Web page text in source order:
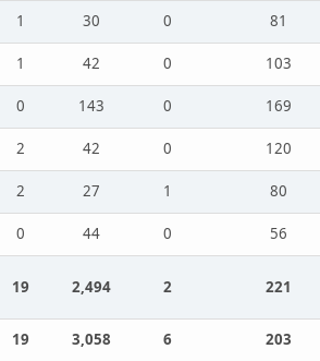
1 30 0
81
1 42 0
103
0 143 0
169
2 42 0
120
2 27 1
80
0 44 0 56
19 2,494 2 221
19 3,058 6
203